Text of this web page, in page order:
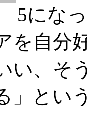
5にな
を自分
い、そ
」とい